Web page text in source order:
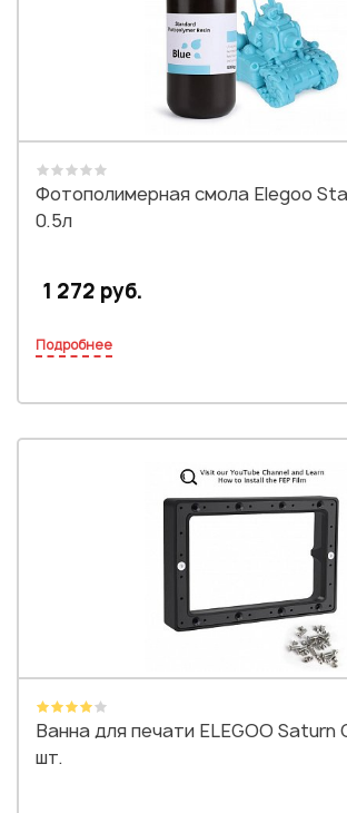
Фотополимерная смола Elegoo
0.5л
1 272 руб.
Подробнее
Ванна для печати ELEGOO Saturn
шт.
Нажимая на кнопку "Отправить", вы даете
персональных данных
Отправить
Нажимая на кнопку "Отправить", вы даете
Или войти через соц сети
ВОЙТИ ЧЕРЕЗ GOOGLE
Отправить
Нажимая на кнопку "Отправить", вы даете
персональных данных